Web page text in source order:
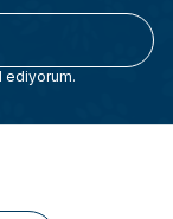
ediyorum.